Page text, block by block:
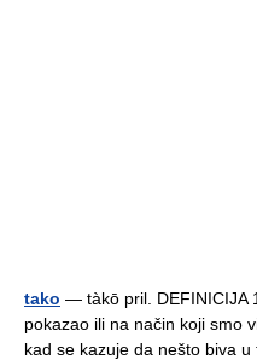
tako — tàkō pril. DEFINICIJA
pokazao ili na način koji smo
kad se kazuje da nešto biva